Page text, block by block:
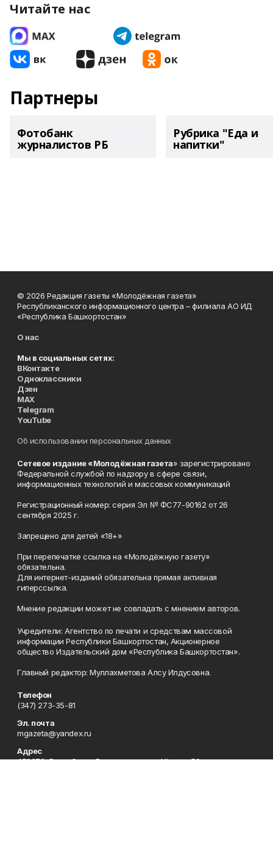
Читайте нас
Партнеры
Фотобанк
журналистов РБ
Рубрика "Еда и
напитки"
© 2026 Редакция газеты «Молодёжная газета»
Республиканского информационного центра – филиала АО ИД
«Республика Башкортостан»
О нас
Мы в социальных сетях:
ВКонтакте
Одноклассники
Дзен
MAX
Telegram
YouTube
Об использовании персональных данных
Сетевое издание «Молодёжная газета» зарегистрировано
Федеральной службой по надзору в сфере связи,
информационных технологий и массовых коммуникаций
Регистрационный номер: серия Эл № ФС77-90162 от 26
сентября 2025 г.
Запрещено для детей «18+»
При перепечатке ссылка на «Молодёжную газету»
обязательна.
Для интернет-изданий обязательна прямая активная
гиперссылка.
Мнение редакции может не совпадать с мнением авторов.
Учредители: Агентство по печати и средствам массовой
информации Республики Башкортостан, Акционерное
общество Издательский дом «Республика Башкортостан».
Главный редактор: Муллахметова Алсу Илдусовна.
Телефон
(347) 273-35-81
Эл. почта
mgazeta@yandex.ru
Адрес
450079, Республика Башкортостан, г. Уфа, ул. 50-летия